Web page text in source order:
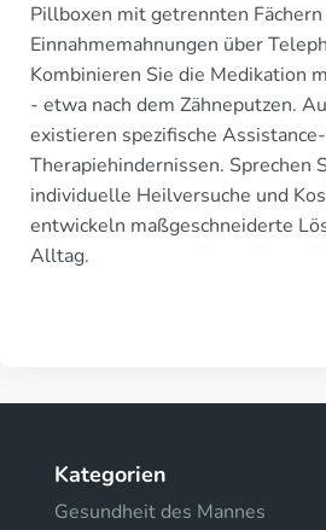
Pillboxen mit getrennten Fächern
Einnahmemahnungen über
Kombinieren Sie die Medikation
- etwa nach dem Zähneputzen.
existieren spezifische
Therapiehindernissen. Sprechen
individuelle Heilversuche und
entwickeln maßgeschneiderte
Alltag.
Kategorien
Gesundheit des Mannes